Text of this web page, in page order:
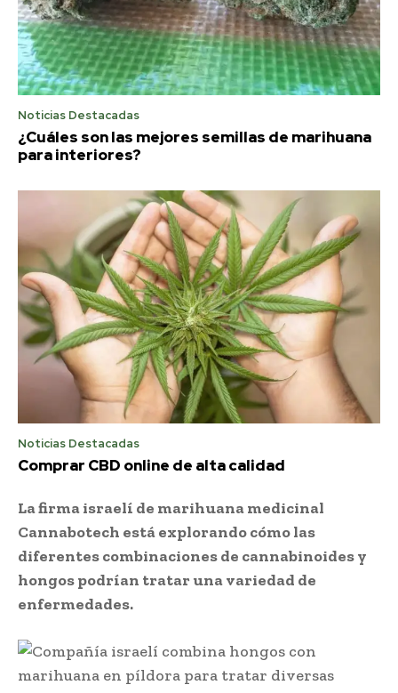
Noticias Destacadas
¿Cuáles son las mejores semillas de marihuana
para interiores?
Noticias Destacadas
Comprar CBD online de alta calidad
La firma israelí de marihuana medicinal
Cannabotech está explorando cómo las
diferentes combinaciones de cannabinoides y
hongos podrían tratar una variedad de
enfermedades.